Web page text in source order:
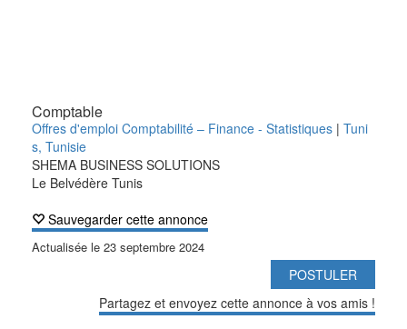
Comptable
Offres d'emploi Comptabilité – Finance - Statistiques | Tuni
s, Tunisie
SHEMA BUSINESS SOLUTIONS
Le Belvédère Tunis
Sauvegarder cette annonce
Actualisée le 23 septembre 2024
POSTULER
Partagez et envoyez cette annonce à vos amis !